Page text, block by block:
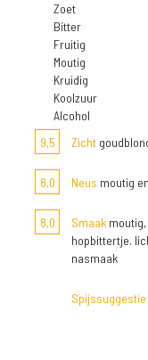
Zoet
Bitter
Fruitig
Moutig
Kruidig
Koolzuur
Alcohol
9,5
Zicht
8,0 Neus moutig
8,0 Smaak
hopbittertje.
nasmaak
Spijssuggestie